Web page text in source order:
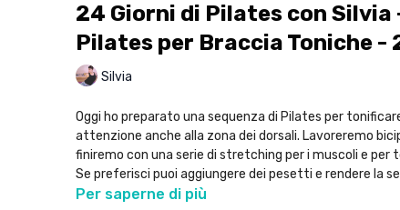
24 Giorni di Pilates con Silvia
Pilates per Braccia Toniche -
Silvia
Oggi ho preparato una sequenza di Pilates per
attenzione anche alla zona dei dorsali. Lavoreremo
finiremo con una serie di stretching per i muscoli e per
Se preferisci puoi aggiungere dei pesetti e rendere la
Per saperne di più